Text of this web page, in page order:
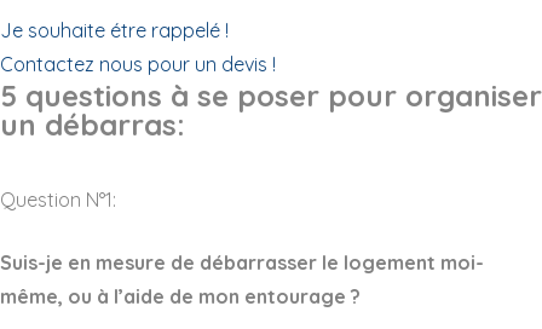
Je souhaite étre rappelé !
Contactez nous pour un devis !
5 questions à se poser pour organiser
un débarras:
Question N°1:
Suis-je en mesure de débarrasser le logement moi-
même, ou à l’aide de mon entourage ?